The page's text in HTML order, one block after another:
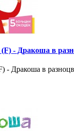
- Дракоша в
- Дракоша в